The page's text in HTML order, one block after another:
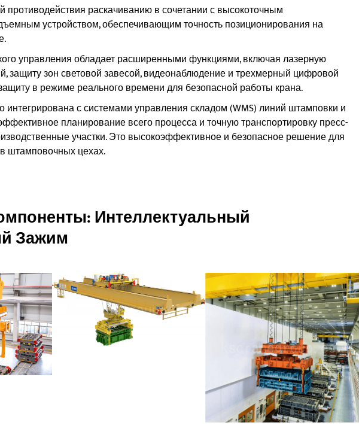
раскачиванию в сочетании с высокоточным
устройством, обеспечивающим точность позиционирования на
управления обладает расширенными функциями, включая лазерную
защиту зон световой завесой, видеонаблюдение и трехмерный цифровой
в режиме реального времени для безопасной работы крана.
интегрирована с системами управления складом (WMS) линий штамповки и
планирование всего процесса и точную транспортировку пресс-
участки. Это высокоэффективное и безопасное решение для
штамповочных цехах.
Интеллектуальный
Зажим